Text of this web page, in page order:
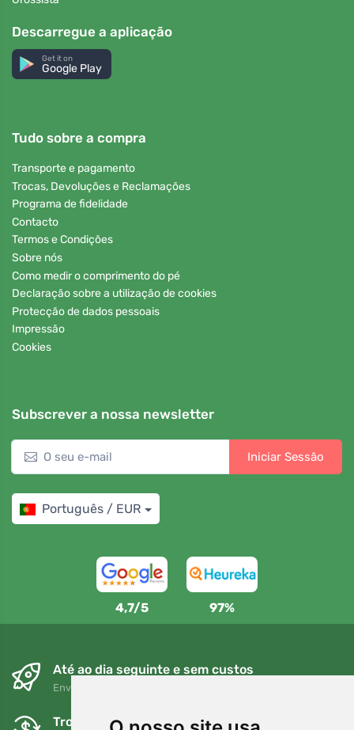
Descarregue a aplicação
Get it on
Google Play
Tudo sobre a compra
Transporte e pagamento
Trocas, Devoluções e Reclamações
Programa de fidelidade
Contacto
Termos e Condições
Sobre nós
Como medir o comprimento do pé
Declaração sobre a utilização de cookies
Protecção de dados pessoais
Impressão
Cookies
Subscrever a nossa newsletter
Iniciar Sessão
Português / EUR
4,7/5 97%
Até ao dia seguinte e sem custos
Envio gratuito para encomendas superiores a 80 EUR
Trocas e devoluções gratuitas